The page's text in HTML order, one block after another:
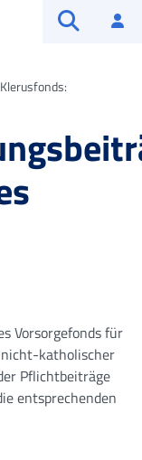
Vorsorgefonds für
katholischer
Pflichtbeiträge
entsprechenden